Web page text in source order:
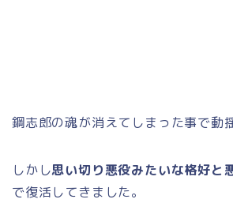
鋼志郎の魂が消えてしまった事で動
しかし思い切り悪役みたいな格好と
で復活してきました。